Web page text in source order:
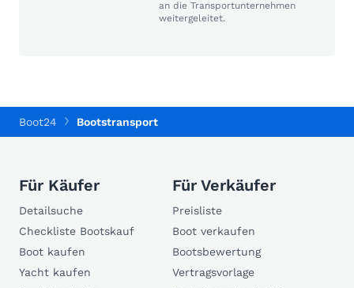
an die Transportunternehmen
weitergeleitet.
Boot24 Bootstransport
Für Käufer
Detailsuche
Checkliste Bootskauf
Boot kaufen
Yacht kaufen
Für Verkäufer
Preisliste
Boot verkaufen
Bootsbewertung
Vertragsvorlage